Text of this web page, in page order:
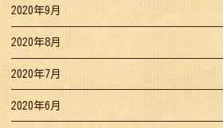
2020年9月
2020年8月
2020年7月
2020年6月